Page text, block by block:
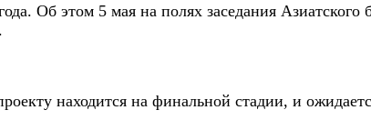
Об этом 5 мая на полях заседания Азиатского
.
находится на финальной стадии, и